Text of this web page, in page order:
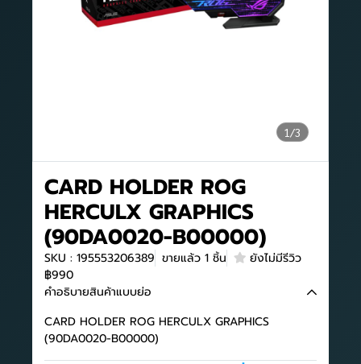
1/3
CARD HOLDER ROG
HERCULX GRAPHICS
(90DA0020-B00000)
SKU : 195553206389 ขายแล้ว 1 ชิ้น
ยังไม่มีรีวิว
฿990
คำอธิบายสินค้าแบบย่อ
CARD HOLDER ROG HERCULX GRAPHICS
(90DA0020-B00000)